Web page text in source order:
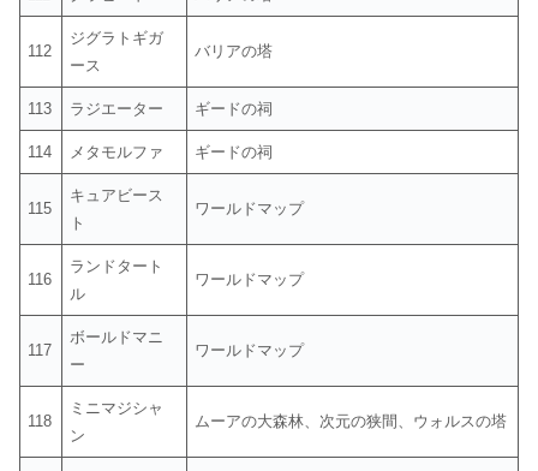
112
ジグラトギガ
ース
バリアの塔
113 ラジエーター ギードの祠
114 メタモルファ ギードの祠
115
キュアビース
ト
ワールドマップ
116
ランドタート
ル
ワールドマップ
117
ボールドマニ
ー
ワールドマップ
118
ミニマジシャ
ン
ムーアの大森林、次元の狭間、ウォルスの塔